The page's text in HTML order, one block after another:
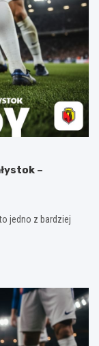
–
jedno z bardziej